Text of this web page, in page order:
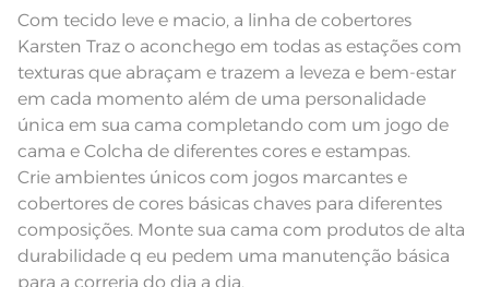
Observações
e modelo do monitor ou do
nas especificações técnicas do
Com tecido leve e macio, a linha de cobertores
Karsten Traz o aconchego em todas as estações com
texturas que abraçam e trazem a leveza e bem-estar
em cada momento além de uma personalidade
única em sua cama completando com um jogo de
cama e Colcha de diferentes cores e estampas.
Crie ambientes únicos com jogos marcantes e
cobertores de cores básicas chaves para diferentes
composições. Monte sua cama com produtos de alta
durabilidade q eu pedem uma manutenção básica
para a correria do dia a dia.